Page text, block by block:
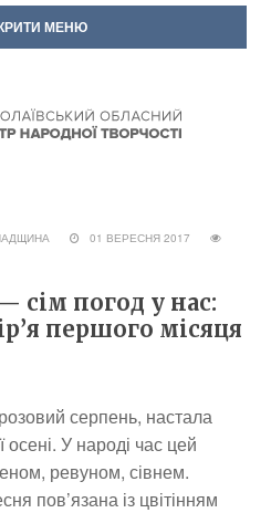
МЕНЮ
01 ВЕРЕСНЯ 2017
сім погод у нас:
першого місяця
серпень, настала
У народі час цей
ревуном, сівнем.
пов’язана із цвітінням